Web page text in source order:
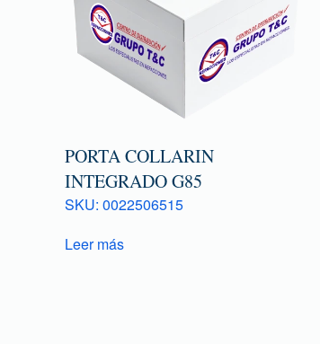
PORTA COLLARIN
INTEGRADO G85
SKU: 0022506515
Leer más